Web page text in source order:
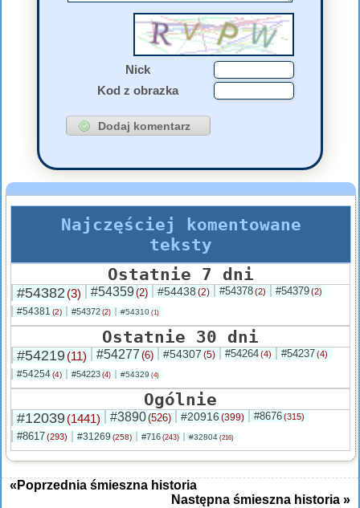
Nick
Kod z obrazka
Najczęściej komentowane
teksty
Ostatnie 7 dni
#54382 (3) #54359(2) #54438 (2) #54378(2) #54379(2)
#54381 (2) #54372 (2) #54310 (1)
Ostatnie 30 dni
#54219(11) #54277 (6) #54307 (5) #54264(4) #54237(4)
#54254(4) #54223 (4) #54329 (4)
Ogólnie
#12039(1441) #3890(526) #20916 (399) #8676(315)
#8617(293) #31269 (258) #716 (243) #32804 (216)
«Poprzednia śmieszna historia
Następna śmieszna historia »